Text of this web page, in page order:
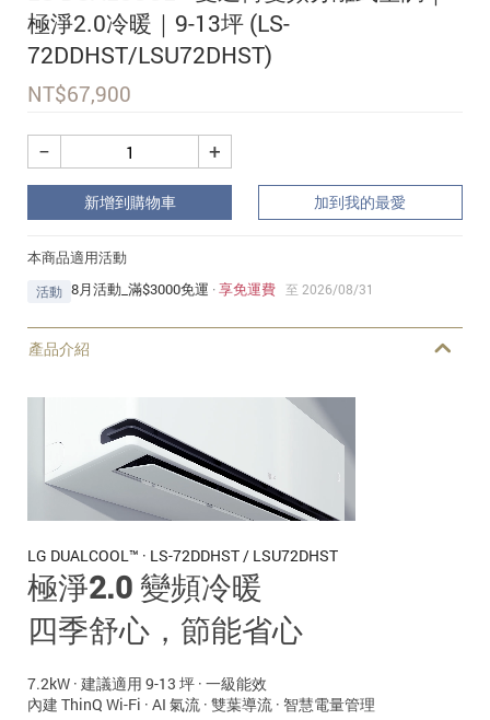
極淨2.0冷暖｜9-13坪 (LS-
72DDHST/LSU72DHST)
NT$67,900
+
−
新增到購物車 加到我的最愛
本商品適用活動
活動 8月活動_滿$3000免運 ·享免運費 至 2026/08/31
產品介紹
LG DUALCOOL™ · LS-72DDHST / LSU72DHST
極淨2.0 變頻冷暖
四季舒心，節能省心
7.2kW · 建議適用 9-13 坪 · 一級能效
內建 ThinQ Wi-Fi · AI 氣流 · 雙葉導流 · 智慧電量管理